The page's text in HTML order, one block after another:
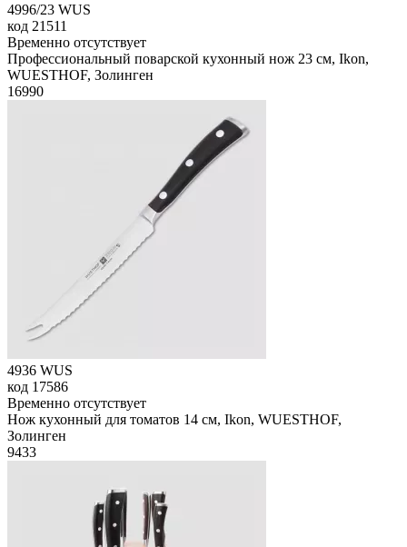
4996/23 WUS
код 21511
Временно отсутствует
Профессиональный поварской кухонный нож 23 см, Ikon,
WUESTHOF, Золинген
16990
4936 WUS
код 17586
Временно отсутствует
Нож кухонный для томатов 14 см, Ikon, WUESTHOF,
Золинген
9433